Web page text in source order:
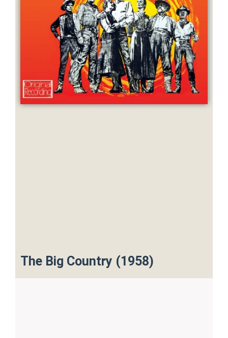
The Big Country (1958)